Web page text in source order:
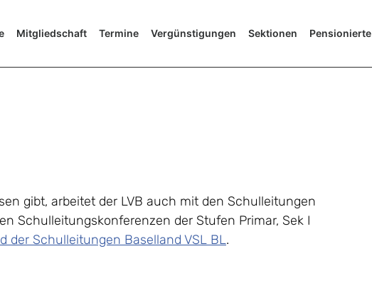
Mitgliedschaft Termine Vergünstigungen Sektionen Pensionierte
gibt, arbeitet der LVB auch mit den Schulleitungen
Schulleitungskonferenzen der Stufen Primar, Sek I
der Schulleitungen Baselland VSL BL.